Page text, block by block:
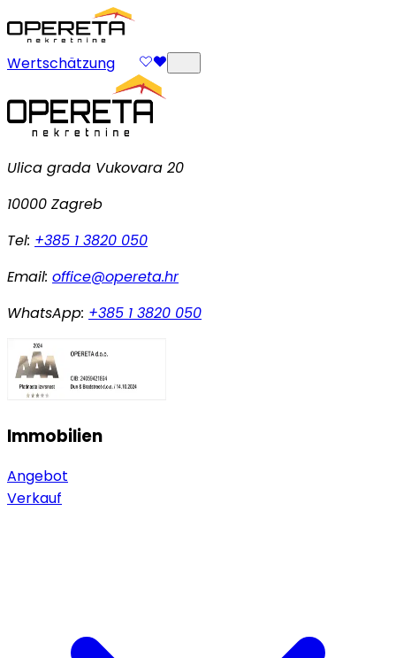
Wertschätzung
Ulica grada Vukovara 20
10000 Zagreb
Tel: +385 1 3820 050
Email: office@opereta.hr
WhatsApp: +385 1 3820 050
Immobilien
Angebot
Verkauf